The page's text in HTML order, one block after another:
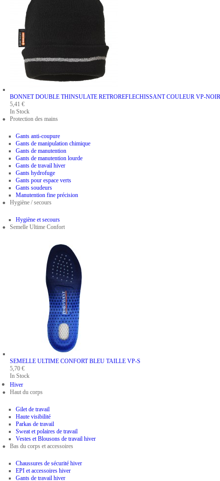
BONNET DOUBLE THINSULATE RETROREFLECHISSANTCOULEUR VP-NOIR
5,41 €
In Stock
Protection des mains
Gants anti-coupure
Gants de manipulation chimique
Gants de manutention
Gants de manutention lourde
Gants de travail hiver
Gants hydrofuge
Gants pour espace verts
Gants soudeurs
Manutention fine précision
Hygiène / secours
Hygiène et secours
Semelle Ultime Confort
SEMELLE ULTIME CONFORT BLEU TAILLE VP-S
5,70 €
In Stock
Hiver
Haut du corps
Gilet de travail
Haute visibilité
Parkas de travail
Sweat et polaires de travail
Vestes et Blousons de travail hiver
Bas du corps et accessoires
Chaussures de sécurité hiver
EPI et accessoires hiver
Gants de travail hiver